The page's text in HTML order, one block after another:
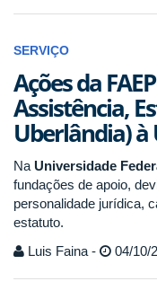
SERVIÇO
Ações da
Assistência,
Uberlândia) à
Na Universidade
fundações de apoio,
personalidade jurídica,
estatuto.
Luis Faina -
04/10/